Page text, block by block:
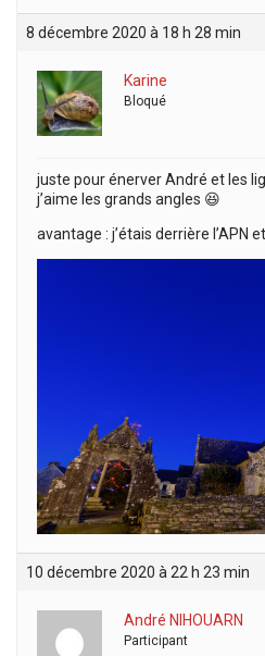
8 décembre 2020 à 18 h 28 min
Karine
Bloqué
juste pour énerver André et les
j’aime les grands angles 😆
avantage : j’étais derrière l’APN
10 décembre 2020 à 22 h 23 min
André NIHOUARN
Participant